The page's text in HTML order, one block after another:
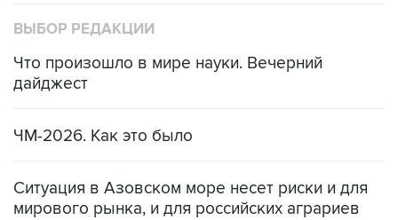
ВЫБОР РЕДАКЦИИ
Что произошло в мире науки. Вечерний
дайджест
ЧМ-2026. Как это было
Ситуация в Азовском море несет риски и для
мирового рынка, и для российских аграриев